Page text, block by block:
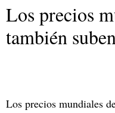
Los precios
también
Los precios mundiales